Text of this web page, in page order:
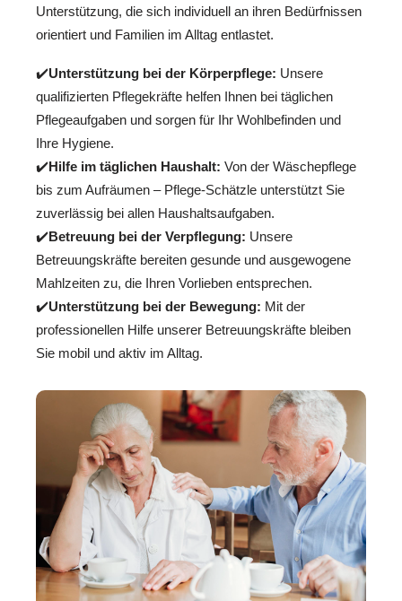
Unterstützung, die sich individuell an ihren Bedürfnissen
orientiert und Familien im Alltag entlastet.
✔️Unterstützung bei der Körperpflege: Unsere
qualifizierten Pflegekräfte helfen Ihnen bei täglichen
Pflegeaufgaben und sorgen für Ihr Wohlbefinden und
Ihre Hygiene.
✔️Hilfe im täglichen Haushalt: Von der Wäschepflege
bis zum Aufräumen – Pflege-Schätzle unterstützt Sie
zuverlässig bei allen Haushaltsaufgaben.
✔️Betreuung bei der Verpflegung: Unsere
Betreuungskräfte bereiten gesunde und ausgewogene
Mahlzeiten zu, die Ihren Vorlieben entsprechen.
✔️Unterstützung bei der Bewegung: Mit der
professionellen Hilfe unserer Betreuungskräfte bleiben
Sie mobil und aktiv im Alltag.